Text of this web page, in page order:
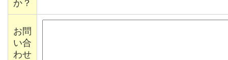
か？
お問
い合
わせ